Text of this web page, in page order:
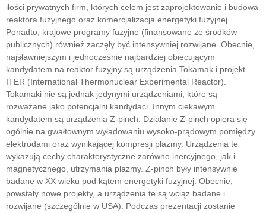
ilości prywatnych firm, których celem jest zaprojektowanie i budowa
reaktora fuzyjnego oraz komercjalizacja energetyki fuzyjnej.
Ponadto, krajowe programy fuzyjne (finansowane ze środków
publicznych) również zaczęły być intensywniej rozwijane. Obecnie,
najsławniejszym i jednocześnie najbardziej obiecującym
kandydatem na reaktor fuzyjny są urządzenia Tokamak i projekt
ITER (International Thermonuclear Experimental Reactor).
Tokamaki nie są jednak jedynymi urządzeniami, które są
rozważane jako potencjalni kandydaci. Innym ciekawym
kandydatem są urządzenia Z-pinch. Działanie Z-pinch opiera się
ogólnie na gwałtownym wyładowaniu wysoko-prądowym pomiędzy
elektrodami oraz wynikającej kompresji plazmy. Urządzenia te
wykazują cechy charakterystyczne zarówno inercyjnego, jak i
magnetycznego, utrzymania plazmy. Z-pinch były intensywnie
badane w XX wieku pod kątem energetyki fuzyjnej. Obecnie,
powstały nowe projekty, a urządzenia te są wciąż badane i
rozwijane (szczególnie w USA). Podczas prezentacji zostanie